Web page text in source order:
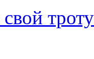
свой